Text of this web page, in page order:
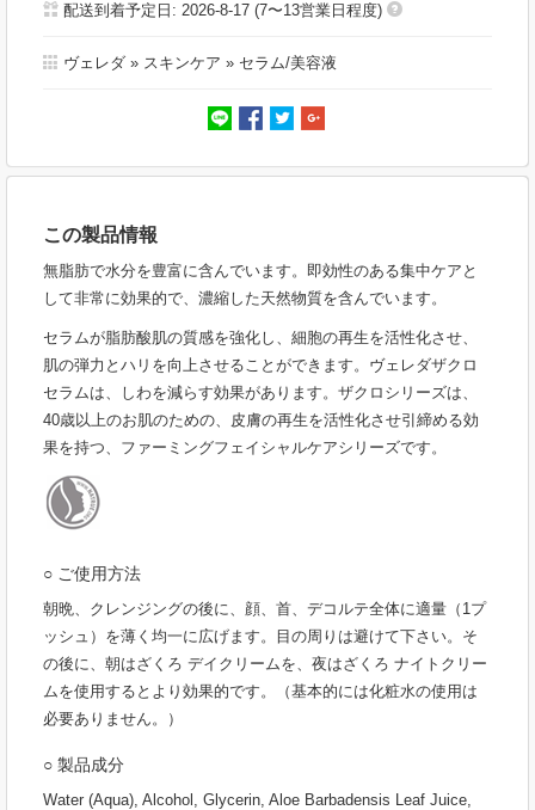
配送到着予定日: 2026-8-17 (7〜13営業日程度)
ヴェレダ » スキンケア » セラム/美容液
この製品情報
無脂肪で水分を豊富に含んでいます。即効性のある集中ケアと
して非常に効果的で、濃縮した天然物質を含んでいます。
セラムが脂肪酸肌の質感を強化し、細胞の再生を活性化させ、
肌の弾力とハリを向上させることができます。ヴェレダザクロ
セラムは、しわを減らす効果があります。ザクロシリーズは、
40歳以上のお肌のための、皮膚の再生を活性化させ引締める効
果を持つ、ファーミングフェイシャルケアシリーズです。
○ ご使用方法
朝晩、クレンジングの後に、顔、首、デコルテ全体に適量（1プ
ッシュ）を薄く均一に広げます。目の周りは避けて下さい。そ
の後に、朝はざくろ デイクリームを、夜はざくろ ナイトクリー
ムを使用するとより効果的です。（基本的には化粧水の使用は
必要ありません。）
○ 製品成分
Water (Aqua), Alcohol, Glycerin, Aloe Barbadensis Leaf Juice,